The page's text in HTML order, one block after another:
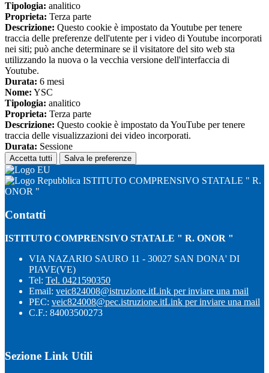
Tipologia: analitico
Proprieta: Terza parte
Descrizione: Questo cookie è impostato da Youtube per tenere
traccia delle preferenze dell'utente per i video di Youtube incorporati
nei siti; può anche determinare se il visitatore del sito web sta
utilizzando la nuova o la vecchia versione dell'interfaccia di
Youtube.
Durata: 6 mesi
Nome: YSC
Tipologia: analitico
Proprieta: Terza parte
Descrizione: Questo cookie è impostato da YouTube per tenere
traccia delle visualizzazioni dei video incorporati.
Durata: Sessione
Accetta tutti Salva le preferenze
ISTITUTO COMPRENSIVO STATALE " R.
ONOR "
Contatti
ISTITUTO COMPRENSIVO STATALE " R. ONOR "
VIA NAZARIO SAURO 11 - 30027 SAN DONA' DI
PIAVE(VE)
Tel: Tel. 0421590350
Email: veic824008@istruzione.itLink per inviare una mail
PEC: veic824008@pec.istruzione.itLink per inviare una mail
C.F.: 84003500273
Sezione Link Utili